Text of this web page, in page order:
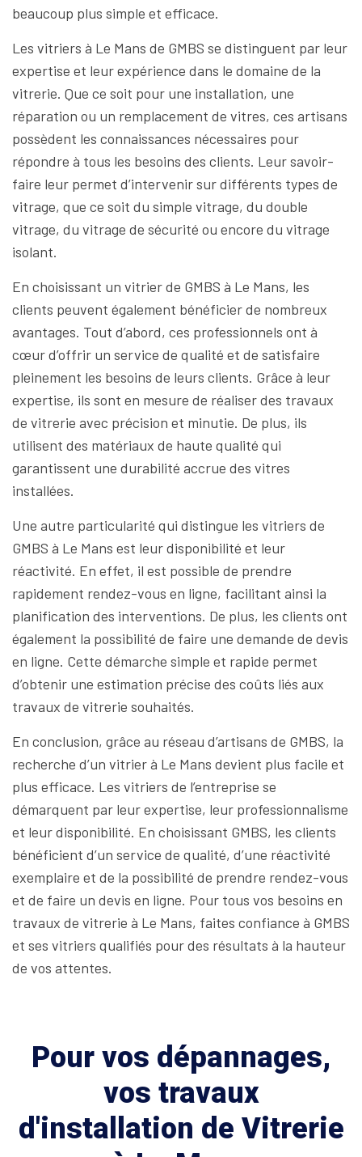
beaucoup plus simple et efficace.
Les vitriers à Le Mans de GMBS se distinguent par leur
expertise et leur expérience dans le domaine de la
vitrerie. Que ce soit pour une installation, une
réparation ou un remplacement de vitres, ces artisans
possèdent les connaissances nécessaires pour
répondre à tous les besoins des clients. Leur savoir-
faire leur permet d’intervenir sur différents types de
vitrage, que ce soit du simple vitrage, du double
vitrage, du vitrage de sécurité ou encore du vitrage
isolant.
En choisissant un vitrier de GMBS à Le Mans, les
clients peuvent également bénéficier de nombreux
avantages. Tout d’abord, ces professionnels ont à
cœur d’offrir un service de qualité et de satisfaire
pleinement les besoins de leurs clients. Grâce à leur
expertise, ils sont en mesure de réaliser des travaux
de vitrerie avec précision et minutie. De plus, ils
utilisent des matériaux de haute qualité qui
garantissent une durabilité accrue des vitres
installées.
Une autre particularité qui distingue les vitriers de
GMBS à Le Mans est leur disponibilité et leur
réactivité. En effet, il est possible de prendre
rapidement rendez-vous en ligne, facilitant ainsi la
planification des interventions. De plus, les clients ont
également la possibilité de faire une demande de devis
en ligne. Cette démarche simple et rapide permet
d’obtenir une estimation précise des coûts liés aux
travaux de vitrerie souhaités.
En conclusion, grâce au réseau d’artisans de GMBS, la
recherche d’un vitrier à Le Mans devient plus facile et
plus efficace. Les vitriers de l’entreprise se
démarquent par leur expertise, leur professionnalisme
et leur disponibilité. En choisissant GMBS, les clients
bénéficient d’un service de qualité, d’une réactivité
exemplaire et de la possibilité de prendre rendez-vous
et de faire un devis en ligne. Pour tous vos besoins en
travaux de vitrerie à Le Mans, faites confiance à GMBS
et ses vitriers qualifiés pour des résultats à la hauteur
de vos attentes.
Pour vos dépannages,
vos travaux
d'installation de Vitrerie